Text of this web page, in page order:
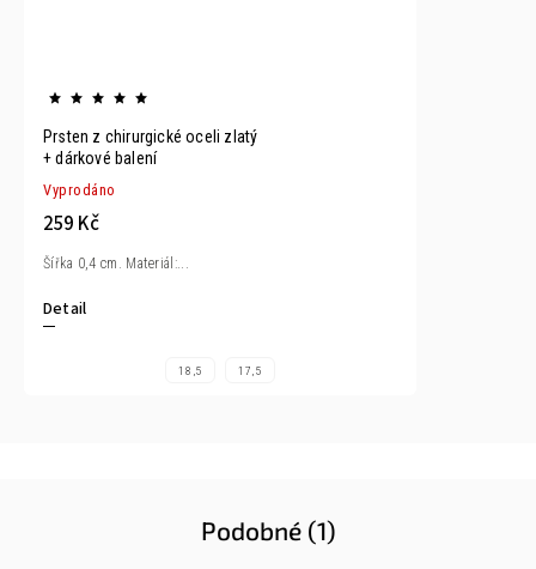
Prsten z chirurgické oceli zlatý
+ dárkové balení
Vyprodáno
259 Kč
Detail
Šířka 0,4 cm. Materiál:...
18,5 17,5
Podobné (1)